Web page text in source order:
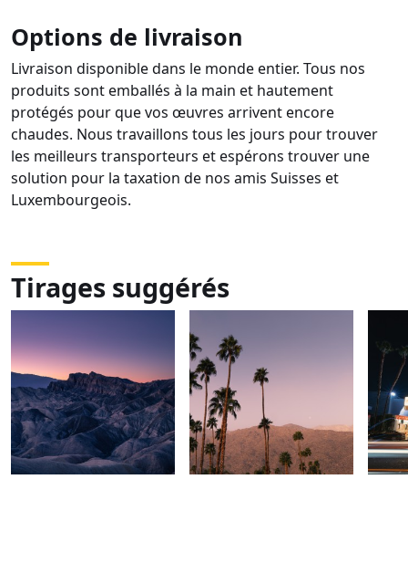
Options de livraison
Livraison disponible dans le monde entier. Tous nos
produits sont emballés à la main et hautement
protégés pour que vos œuvres arrivent encore
chaudes. Nous travaillons tous les jours pour trouver
les meilleurs transporteurs et espérons trouver une
solution pour la taxation de nos amis Suisses et
Luxembourgeois.
Tirages suggérés
DSC06506